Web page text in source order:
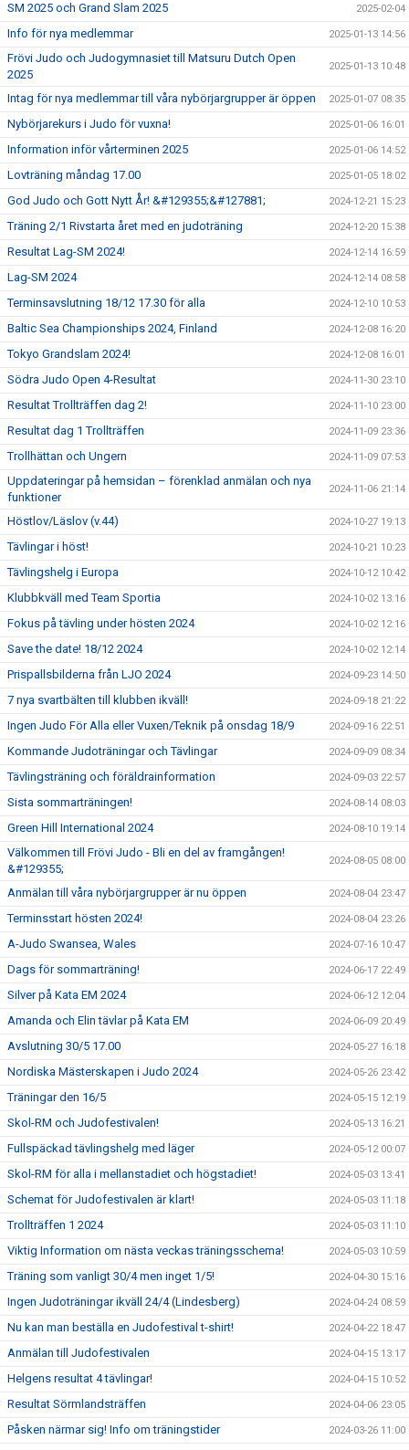
SM 2025 och Grand Slam 2025 2025-02-04
Info för nya medlemmar 2025-01-13 14:56
Frövi Judo och Judogymnasiet till Matsuru Dutch Open
2025
2025-01-13 10:48
Intag för nya medlemmar till våra nybörjargrupper är öppen 2025-01-07 08:35
Nybörjarekurs i Judo för vuxna! 2025-01-06 16:01
Information inför vårterminen 2025 2025-01-06 14:52
Lovträning måndag 17.00 2025-01-05 18:02
God Judo och Gott Nytt År! &#129355;&#127881; 2024-12-21 15:23
Träning 2/1 Rivstarta året med en judoträning 2024-12-20 15:38
Resultat Lag-SM 2024! 2024-12-14 16:59
Lag-SM 2024 2024-12-14 08:58
Terminsavslutning 18/12 17.30 för alla 2024-12-10 10:53
Baltic Sea Championships 2024, Finland 2024-12-08 16:20
Tokyo Grandslam 2024! 2024-12-08 16:01
Södra Judo Open 4-Resultat 2024-11-30 23:10
Resultat Trollträffen dag 2! 2024-11-10 23:00
Resultat dag 1 Trollträffen 2024-11-09 23:36
Trollhättan och Ungern 2024-11-09 07:53
Uppdateringar på hemsidan – förenklad anmälan och nya
funktioner
2024-11-06 21:14
Höstlov/Läslov (v.44) 2024-10-27 19:13
Tävlingar i höst! 2024-10-21 10:23
Tävlingshelg i Europa 2024-10-12 10:42
Klubbkväll med Team Sportia 2024-10-02 13:16
Fokus på tävling under hösten 2024 2024-10-02 12:16
Save the date! 18/12 2024 2024-10-02 12:14
Prispallsbilderna från LJO 2024 2024-09-23 14:50
7 nya svartbälten till klubben ikväll! 2024-09-18 21:22
Ingen Judo För Alla eller Vuxen/Teknik på onsdag 18/9 2024-09-16 22:51
Kommande Judoträningar och Tävlingar 2024-09-09 08:34
Tävlingsträning och föräldrainformation 2024-09-03 22:57
Sista sommarträningen! 2024-08-14 08:03
Green Hill International 2024 2024-08-10 19:14
Välkommen till Frövi Judo - Bli en del av framgången!
&#129355;
2024-08-05 08:00
Anmälan till våra nybörjargrupper är nu öppen 2024-08-04 23:47
Terminsstart hösten 2024! 2024-08-04 23:26
A-Judo Swansea, Wales 2024-07-16 10:47
Dags för sommarträning! 2024-06-17 22:49
Silver på Kata EM 2024 2024-06-12 12:04
Amanda och Elin tävlar på Kata EM 2024-06-09 20:49
Avslutning 30/5 17.00 2024-05-27 16:18
Nordiska Mästerskapen i Judo 2024 2024-05-26 23:42
Träningar den 16/5 2024-05-15 12:19
Skol-RM och Judofestivalen! 2024-05-13 16:21
Fullspäckad tävlingshelg med läger 2024-05-12 00:07
Skol-RM för alla i mellanstadiet och högstadiet! 2024-05-03 13:41
Schemat för Judofestivalen är klart! 2024-05-03 11:18
Trollträffen 1 2024 2024-05-03 11:10
Viktig Information om nästa veckas träningsschema! 2024-05-03 10:59
Träning som vanligt 30/4 men inget 1/5! 2024-04-30 15:16
Ingen Judoträningar ikväll 24/4 (Lindesberg) 2024-04-24 08:59
Nu kan man beställa en Judofestival t-shirt! 2024-04-22 18:47
Anmälan till Judofestivalen 2024-04-15 13:17
Helgens resultat 4 tävlingar! 2024-04-15 10:52
Resultat Sörmlandsträffen 2024-04-06 23:05
Påsken närmar sig! Info om träningstider 2024-03-26 11:00